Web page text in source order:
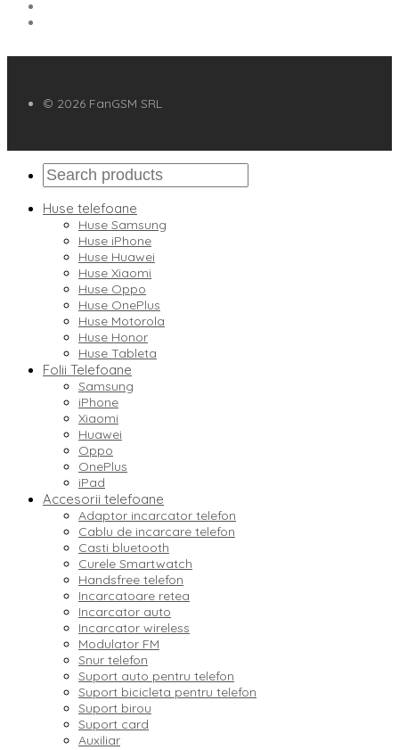
© 2026 FanGSM SRL
Huse telefoane
Huse Samsung
Huse iPhone
Huse Huawei
Huse Xiaomi
Huse Oppo
Huse OnePlus
Huse Motorola
Huse Honor
Huse Tableta
Folii Telefoane
Samsung
iPhone
Xiaomi
Huawei
Oppo
OnePlus
iPad
Accesorii telefoane
Adaptor incarcator telefon
Cablu de incarcare telefon
Casti bluetooth
Curele Smartwatch
Handsfree telefon
Incarcatoare retea
Incarcator auto
Incarcator wireless
Modulator FM
Snur telefon
Suport auto pentru telefon
Suport bicicleta pentru telefon
Suport birou
Suport card
Auxiliar